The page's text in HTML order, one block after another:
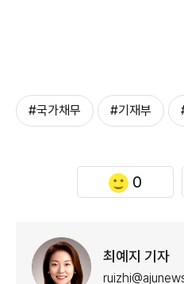
#국가채무 #기재부
0
최예지 기자